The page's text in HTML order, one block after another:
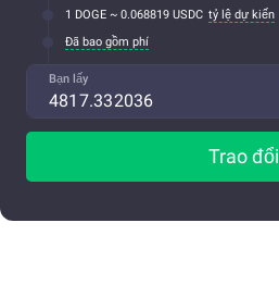
1 DOGE ~ 0.068819 USDC tỷ lệ dự kiến
Đã bao gồm phí
Bạn lấy
Trao đổi